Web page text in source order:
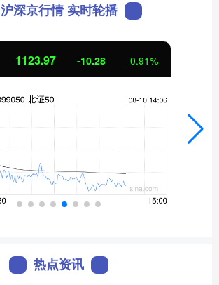
沪深京行情 实时轮播
3506.53 -56.58 -1.59%
热点资讯